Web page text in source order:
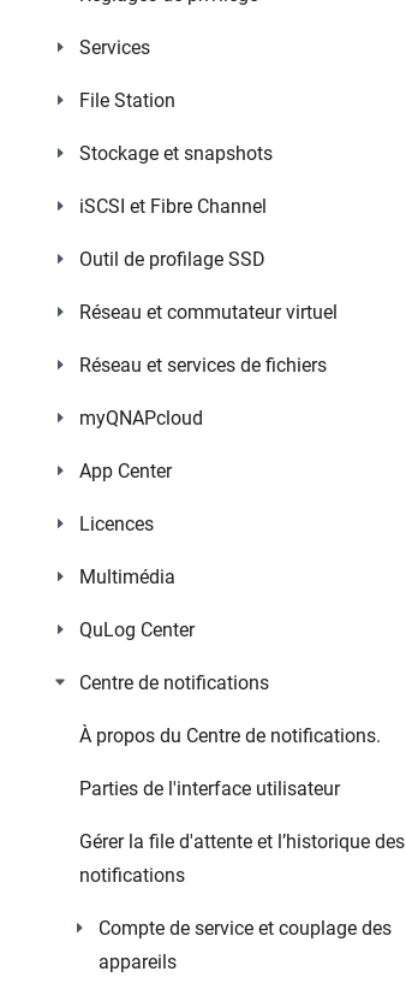
Services
File Station
Stockage et snapshots
iSCSI et Fibre Channel
Outil de profilage SSD
Réseau et commutateur virtuel
Réseau et services de fichiers
myQNAPcloud
App Center
Licences
Multimédia
QuLog Center
Centre de notifications
À propos du Centre de notifications.
Parties de l'interface utilisateur
Gérer la file d'attente et l’historique des
notifications
Compte de service et couplage des
appareils